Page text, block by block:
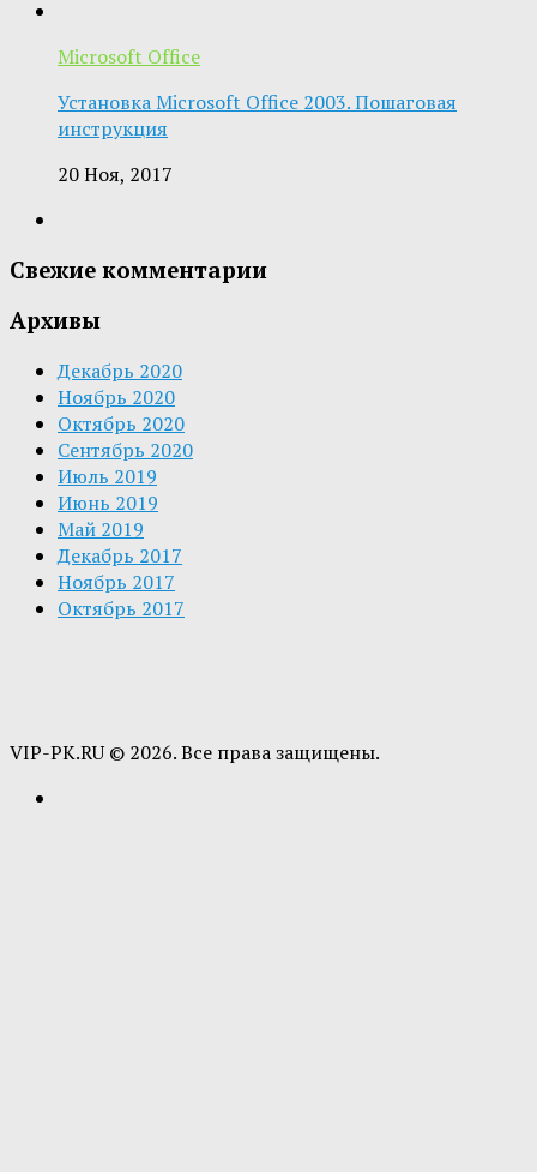
Microsoft Office
Установка Microsoft Office 2003. Пошаговая
инструкция
20 Ноя, 2017
Свежие комментарии
Архивы
Декабрь 2020
Ноябрь 2020
Октябрь 2020
Сентябрь 2020
Июль 2019
Июнь 2019
Май 2019
Декабрь 2017
Ноябрь 2017
Октябрь 2017
VIP-PK.RU © 2026. Все права защищены.